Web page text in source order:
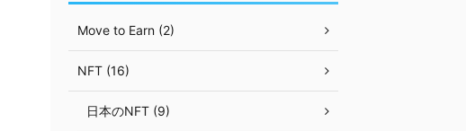
Move to Earn (2)
NFT (16)
日本のNFT (9)